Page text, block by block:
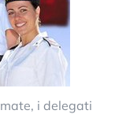
i delegati